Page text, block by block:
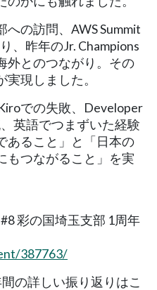
の訪問、AWS Summit
、昨年のJr. Champions
外とのつながり。その
現しました。
での失敗、Developer
英語でつまずいた経験
あること」と「日本の
もつながること」を実
彩の国埼玉支部 1周年
387763/
の詳しい振り返りはこ